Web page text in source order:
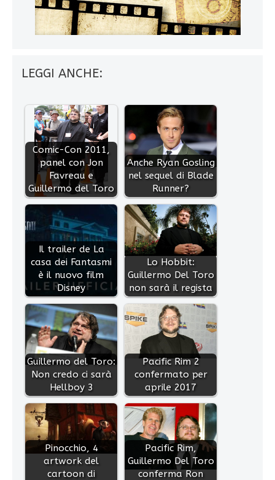
LEGGI ANCHE:
Comic-Con 2011,
panel con Jon
Favreau e
Guillermo del Toro
Anche Ryan Gosling
nel sequel di Blade
Runner?
Il trailer de La
casa dei Fantasmi
è il nuovo film
Disney
Lo Hobbit:
Guillermo Del Toro
non sarà il regista
Guillermo del Toro:
Non credo ci sarà
Hellboy 3
Pacific Rim 2
confermato per
aprile 2017
Pinocchio, 4
artwork del
cartoon di
Pacific Rim,
Guillermo Del Toro
conferma Ron